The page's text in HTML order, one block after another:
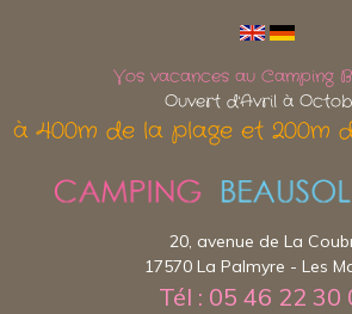
Vos vacances au Camping
Ouvert d'Avril à
à 400m de la plage et 200m
20, avenue de La
17570 La Palmyre - Les
Tél : 05 46 22 30